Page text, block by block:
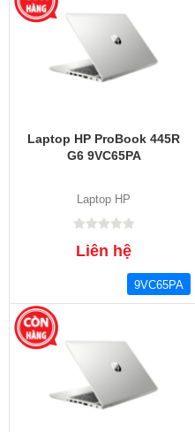
Laptop HP ProBook 445R
G6 9VC65PA
Laptop HP
Liên hệ
9VC65PA